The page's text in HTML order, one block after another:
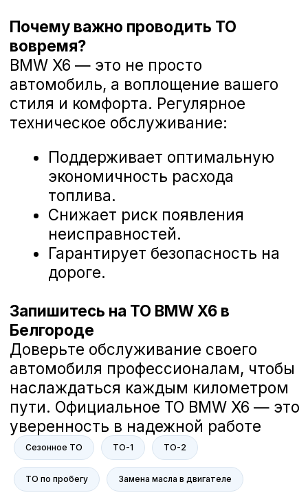
Сезонное ТО ТО-1 ТО-2
ТО по пробегу Замена масла в двигателе
Руководитель отдела сервиса компании
А-Драйв
Загорский Дмитрий
В компании А-Драйв мы заботимся
о вашем комфорте и безопасности
на дороге. Наша команда делает
всё возможное, чтобы ваш
автомобиль всегда был в отличном